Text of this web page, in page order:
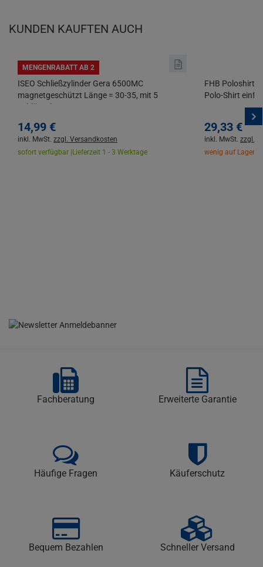
KUNDEN KAUFTEN AUCH
MENGENRABATT AB 2
ISEO Schließzylinder Gera 6500MC
magnetgeschützt Länge = 30-35, mit 5
Schlüsseln
14,99 €
inkl. MwSt. zzgl. Versandkosten
sofort verfügbar | Lieferzeit 1 - 3 Werktage
FHB Poloshirt
Polo-Shirt
29,33 €
inkl. MwSt. zzgl.
wenig auf Lager |
Fachberatung Erweiterte Garantie
Häufige Fragen Käuferschutz
Bequem Bezahlen Schneller Versand